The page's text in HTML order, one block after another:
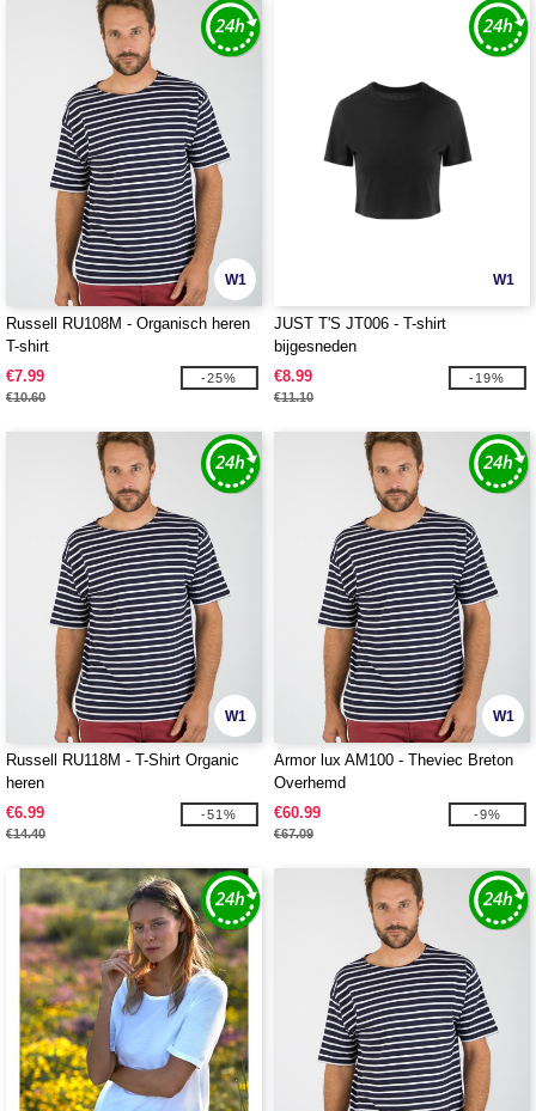
W1
Russell RU108M - Organisch heren
T-shirt
€7.99
€10.60
-25%
W1
JUST T'S JT006 - T-shirt
bijgesneden
€8.99
€11.10
-19%
W1
Russell RU118M - T-Shirt Organic
heren
€6.99
€14.40
-51%
W1
Armor lux AM100 - Theviec Breton
Overhemd
€60.99
€67.09
-9%